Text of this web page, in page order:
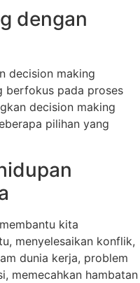
dengan
decision making
berfokus pada proses
decision making
pilihan yang
kita
menyelesaikan konflik,
dunia kerja, problem
memecahkan hambatan